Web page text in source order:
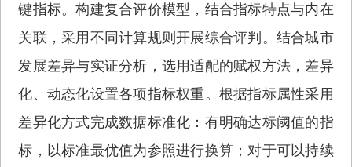
键指标。构建复合评价模型，结合指标特点与内在
关联，采用不同计算规则开展综合评判。结合城市
发展差异与实证分析，选用适配的赋权方法，差异
化、动态化设置各项指标权重。根据指标属性采用
差异化方式完成数据标准化：有明确达标阈值的指
标，以标准最优值为参照进行换算；对于可以持续